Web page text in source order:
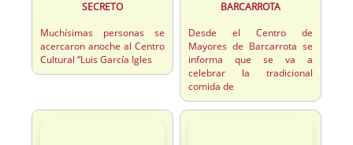
SECRETO
Muchísimas personas se
acercaron anoche al Centro
Cultural “Luis García Igles
BARCARROTA
Desde el Centro de
Mayores de Barcarrota se
informa que se va a
celebrar la tradicional
comida de